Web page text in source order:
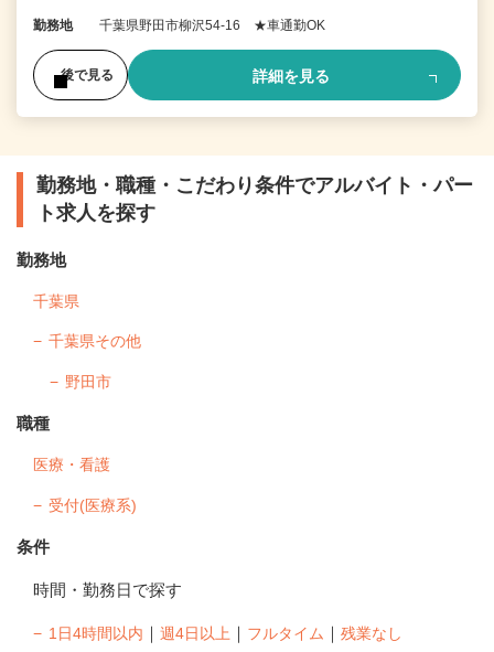
勤務地 千葉県野田市柳沢54-16 ★車通勤OK
後で見る 詳細を見る
勤務地・職種・こだわり条件でアルバイト・パー
ト求人を探す
勤務地
千葉県
千葉県その他
野田市
職種
医療・看護
受付(医療系)
条件
時間・勤務日で探す
1日4時間以内 ｜ 週4日以上 ｜ フルタイム ｜ 残業なし